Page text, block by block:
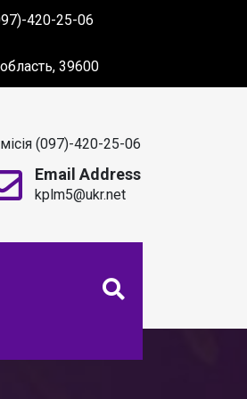
420-25-06
39600
(097)-420-25-06
Email Address
kplm5@ukr.net